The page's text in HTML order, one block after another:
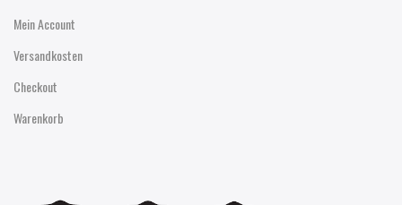
Mein Account
Versandkosten
Checkout
Warenkorb